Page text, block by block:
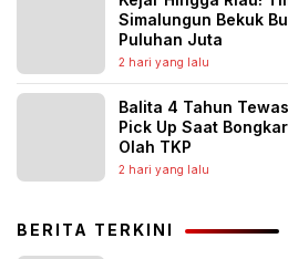
Simalungun Bekuk
Puluhan Juta
2 hari yang lalu
Balita 4 Tahun
Pick Up Saat
Olah TKP
2 hari yang lalu
BERITA TERKINI